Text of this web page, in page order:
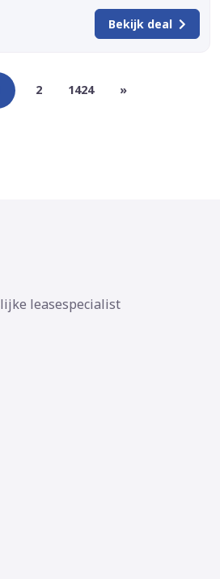
Bekijk deal
2 1424 »
leasespecialist